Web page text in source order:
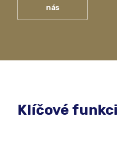
nás
Klíčové